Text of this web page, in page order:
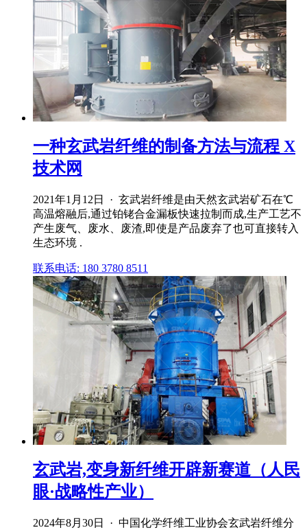
一种玄武岩纤维的制备方法与流程 X
技术网
2021年1月12日 · 玄武岩纤维是由天然玄武岩矿石在℃
高温熔融后,通过铂铑合金漏板快速拉制而成,生产工艺不
产生废气、废水、废渣,即使是产品废弃了也可直接转入
生态环境 .
联系电话: 180 3780 8511
玄武岩,变身新纤维开辟新赛道（人民
眼·战略性产业）
2024年8月30日 · 中国化学纤维工业协会玄武岩纤维分